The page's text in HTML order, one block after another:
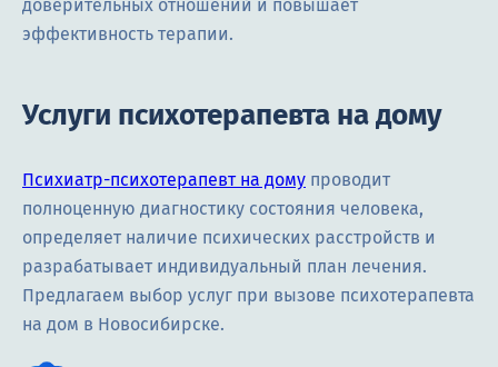
доверительных отношений и повышает
эффективность терапии.
Услуги психотерапевта на дому
Психиатр-психотерапевт на дому проводит
полноценную диагностику состояния человека,
определяет наличие психических расстройств и
разрабатывает индивидуальный план лечения.
Предлагаем выбор услуг при вызове психотерапевта
на дом в Новосибирске.